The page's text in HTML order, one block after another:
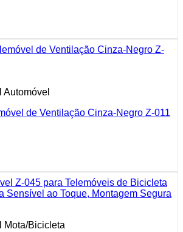
Automóvel
de Ventilação Cinza-Negro Z-011
Mota/Bicicleta